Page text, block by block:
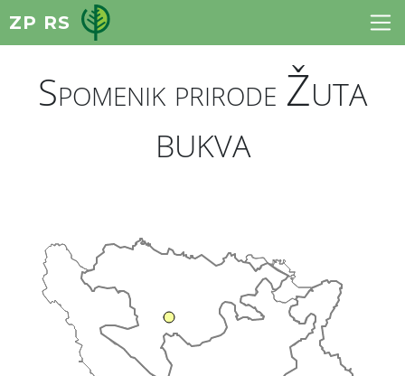
ZP RS
Spomenik prirode Žuta
bukva